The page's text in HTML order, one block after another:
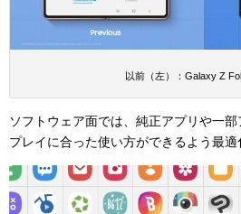
以前（左）：Galaxy Z
ソフトウェア面では、純正アプリや一
プレイに合った使い方ができるよう最適